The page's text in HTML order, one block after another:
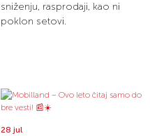
sniženju, rasprodaji, kao ni
poklon setovi.
28 jul